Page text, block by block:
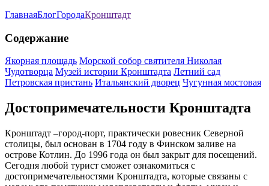
ГлавнаяБлогГородаКронштадт
Содержание
Якорная площадь Морской собор святителя Николая
Чудотворца Музей истории Кронштадта Летний сад
Петровская пристань Итальянский дворец Чугунная мостовая
Достопри­мечательности Кронштадта
Кронштадт –город-порт, практически ровесник Северной
столицы, был основан в 1704 году в Финском заливе на
острове Котлин. До 1996 года он был закрыт для посещений.
Сегодня любой турист сможет ознакомиться с
достопримечательностями Кронштадта, которые связаны с